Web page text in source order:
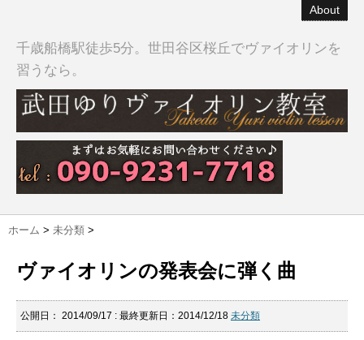
About
千歳船橋駅徒歩5分。世田谷区桜丘でヴァイオリンを
習うなら。
ホーム > 未分類 >
ヴァイオリンの発表会に弾く曲
公開日： 2014/09/17 : 最終更新日：2014/12/18 未分類